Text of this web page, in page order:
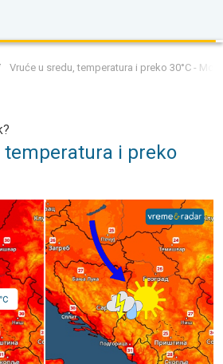
Vruće u sredu, temperatura i preko 30°C -
temperatura i preko